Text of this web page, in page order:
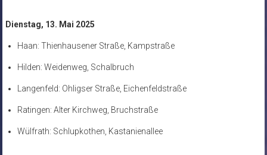
Dienstag, 13. Mai 2025
Haan: Thienhausener Straße, Kampstraße
Hilden: Weidenweg, Schalbruch
Langenfeld: Ohligser Straße, Eichenfeldstraße
Ratingen: Alter Kirchweg, Bruchstraße
Wülfrath: Schlupkothen, Kastanienallee